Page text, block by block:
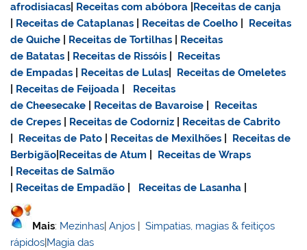
afrodisiacas Receitas com abóbora Receitas de canja
Receitas de Cataplanas Receitas de Coelho
Receitas
de Quiche
Receitas de Tortilhas
Receitas
de Batatas
Receitas de Rissóis
Receitas
de Empadas
Receitas de Lulas
Receitas de Omeletes
Receitas de Feijoada
Receitas
de Cheesecake
Receitas de Bavaroise
Receitas
de Crepes
Receitas de Codorniz
Receitas de Cabrito
Receitas de Pato Receitas de Mexilhões
Receitas de
Berbigão Receitas de Atum
Receitas de Wraps
Receitas de Salmão
Receitas de Empadão Receitas de Lasanha
Mais: Mezinhas |Anjos |Simpatias, magias & feitiços
rápidos Magia das